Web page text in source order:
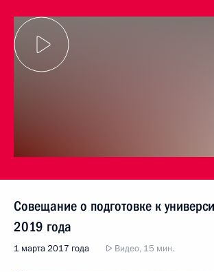
Совещание о подготовке к
2019 года
1 марта 2017 года Видео, 15 мин.